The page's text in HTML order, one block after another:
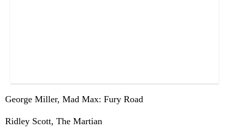
George Miller, Mad Max: Fury Road
Ridley Scott, The Martian